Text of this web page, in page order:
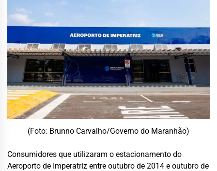
(Foto: Brunno Carvalho/Governo do Maranhão)
Consumidores que utilizaram o estacionamento do
Aeroporto de Imperatriz entre outubro de 2014 e outubro de